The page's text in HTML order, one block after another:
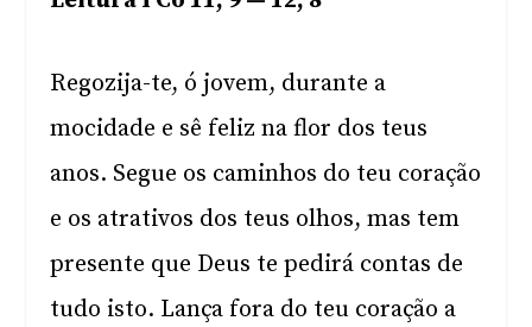
Regozija-te, ó jovem, durante a
mocidade e sê feliz na flor dos teus
anos. Segue os caminhos do teu coração
e os atrativos dos teus olhos, mas tem
presente que Deus te pedirá contas de
tudo isto. Lança fora do teu coração a